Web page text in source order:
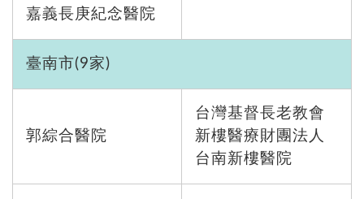
嘉義長庚紀念醫院
臺南市(9家)
郭綜合醫院
台灣基督長老教會
新樓醫療財團法人
台南新樓醫院